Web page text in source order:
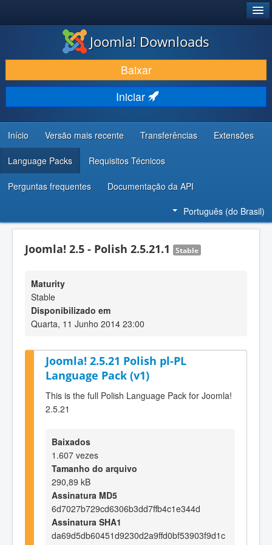
BAIXAR E APRIMORAR
DESCUBRA & APRENDA
COMUNIDADE & SUPORTE
RECURSOS PARA DESENVOLVEDORES
Joomla! Downloads
Baixar
Iniciar
Início Versão mais recente Transferências Extensões
Language Packs Requisitos Técnicos
Perguntas frequentes Documentação da API
Português (do Brasil)
Joomla! 2.5 - Polish 2.5.21.1 Stable
Maturity
Stable
Disponibilizado em
Quarta, 11 Junho 2014 23:00
Joomla! 2.5.21 Polish pl-PL
Language Pack (v1)
This is the full Polish Language Pack for Joomla!
2.5.21
Baixados
1.607 vezes
Tamanho do arquivo
290,89 kB
Assinatura MD5
6d7027b729cd6306b3dd7ffb4c1e344d
Assinatura SHA1
da69d5db60451d9230d2a9ffd0bf53903f9d1c